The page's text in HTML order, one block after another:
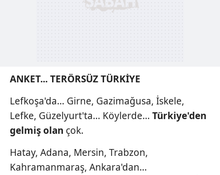
ANKET... TERÖRSÜZ TÜRKİYE
Lefkoşa'da... Girne, Gazimağusa, İskele,
Lefke, Güzelyurt'ta... Köylerde... Türkiye'den
gelmişolan çok.
Hatay, Adana, Mersin, Trabzon,
Kahramanmaraş, Ankara'dan...